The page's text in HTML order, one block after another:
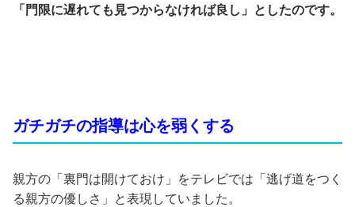
「門限に遅れても見つからなければ良し」としたのです。
ガチガチの指導は心を弱くする
親方の「裏門は開けておけ」をテレビでは「逃げ道をつく
る親方の優しさ」と表現していました。